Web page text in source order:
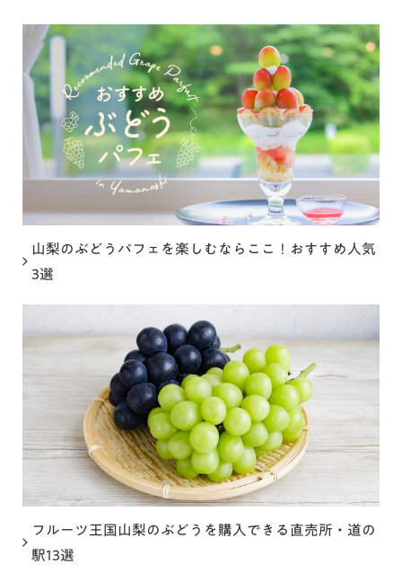
山梨のぶどうパフェを楽しむならここ！おすすめ人気
3選
フルーツ王国山梨のぶどうを購入できる直売所・道の
駅13選